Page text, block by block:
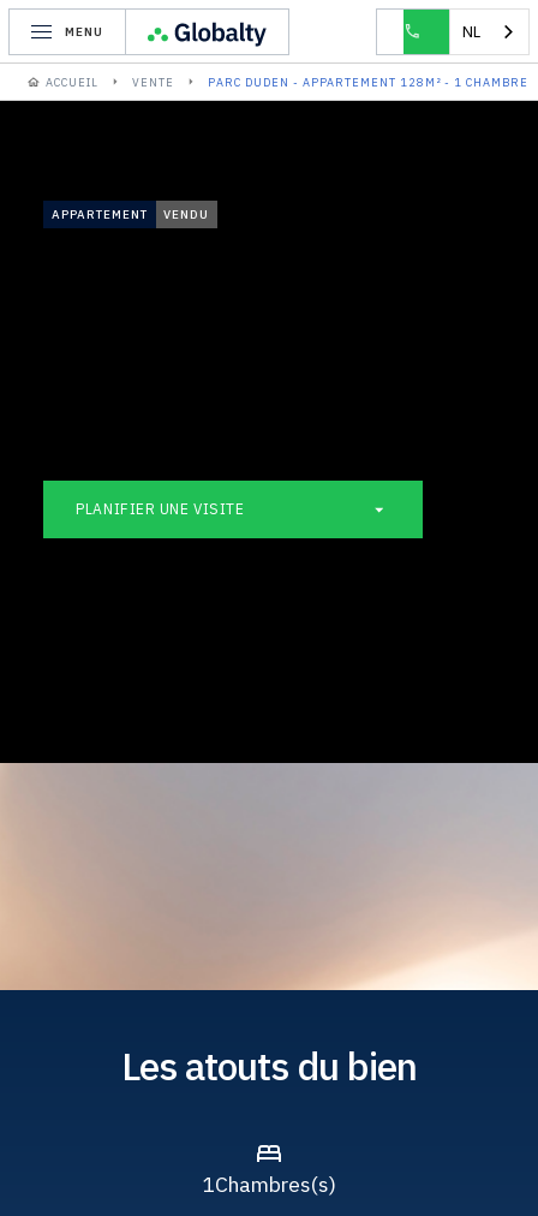
MENU NL
ACCUEIL VENTE PARC DUDEN - APPARTEMENT 128M² - 1 CHAMBRE
APPARTEMENT VENDU
PLANIFIER UNE VISITE
Les atouts du bien
1Chambres(s)